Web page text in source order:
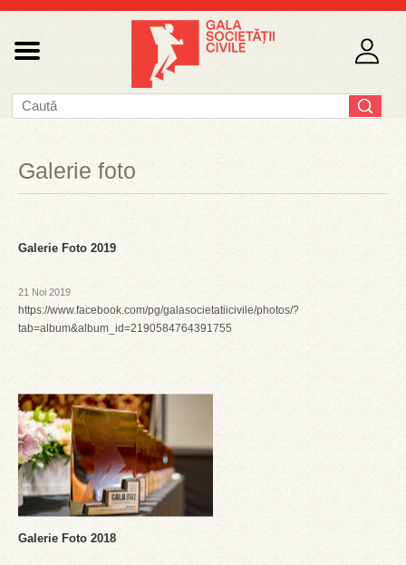
Galerie foto
Galerie Foto 2019
21 Noi 2019
https://www.facebook.com/pg/galasocietatiicivile/photos/?
tab=album&album_id=2190584764391755
Galerie Foto 2018